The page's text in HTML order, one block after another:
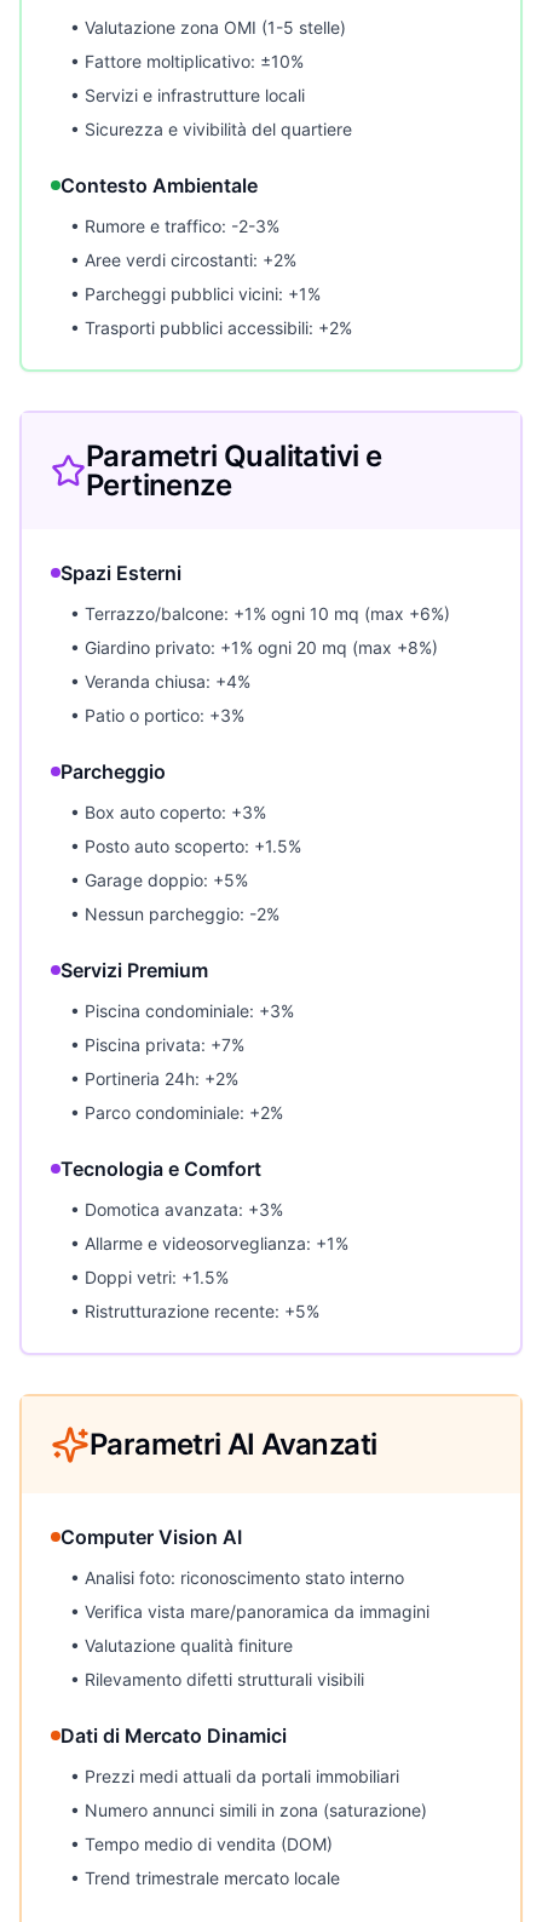
• Valutazione zona OMI (1-5 stelle)
• Fattore moltiplicativo: ±10%
• Servizi e infrastrutture locali
• Sicurezza e vivibilità del quartiere
Contesto Ambientale
• Rumore e traffico: -2-3%
• Aree verdi circostanti: +2%
• Parcheggi pubblici vicini: +1%
• Trasporti pubblici accessibili: +2%
Parametri Qualitativi e
Pertinenze
Spazi Esterni
• Terrazzo/balcone: +1% ogni 10 mq (max +6%)
• Giardino privato: +1% ogni 20 mq (max +8%)
• Veranda chiusa: +4%
• Patio o portico: +3%
Parcheggio
• Box auto coperto: +3%
• Posto auto scoperto: +1.5%
• Garage doppio: +5%
• Nessun parcheggio: -2%
Servizi Premium
• Piscina condominiale: +3%
• Piscina privata: +7%
• Portineria 24h: +2%
• Parco condominiale: +2%
Tecnologia e Comfort
• Domotica avanzata: +3%
• Allarme e videosorveglianza: +1%
• Doppi vetri: +1.5%
• Ristrutturazione recente: +5%
Parametri AI Avanzati
Computer Vision AI
• Analisi foto: riconoscimento stato interno
• Verifica vista mare/panoramica da immagini
• Valutazione qualità finiture
• Rilevamento difetti strutturali visibili
Dati di Mercato Dinamici
• Prezzi medi attuali da portali immobiliari
• Numero annunci simili in zona (saturazione)
• Tempo medio di vendita (DOM)
• Trend trimestrale mercato locale